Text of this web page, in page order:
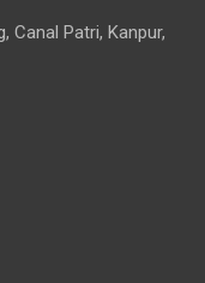
Canal Patri, Kanpur,